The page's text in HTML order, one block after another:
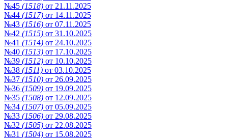
№45 (1518) от 21.11.2025
№44 (1517) от 14.11.2025
№43 (1516) от 07.11.2025
№42 (1515) от 31.10.2025
№41 (1514) от 24.10.2025
№40 (1513) от 17.10.2025
№39 (1512) от 10.10.2025
№38 (1511) от 03.10.2025
№37 (1510) от 26.09.2025
№36 (1509) от 19.09.2025
№35 (1508) от 12.09.2025
№34 (1507) от 05.09.2025
№33 (1506) от 29.08.2025
№32 (1505) от 22.08.2025
№31 (1504) от 15.08.2025